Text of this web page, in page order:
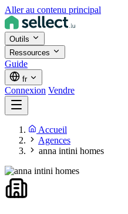
Aller au contenu principal
Outils
Ressources
Guide
fr
Connexion Vendre
Accueil
Agences
anna intini homes